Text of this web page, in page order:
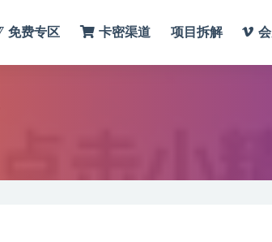
免费专区 卡密渠道 项目拆解